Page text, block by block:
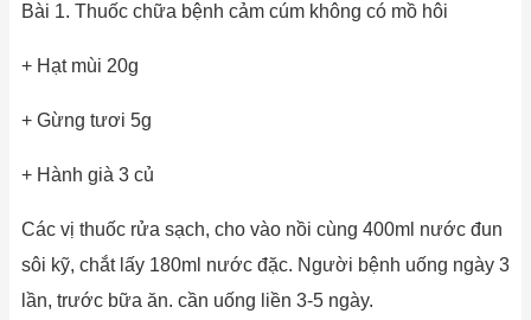
Bài 1. Thuốc chữa bệnh cảm cúm không có mồ hôi
+ Hạt mùi 20g
+ Gừng tươi 5g
+ Hành già 3 củ
Các vị thuốc rửa sạch, cho vào nồi cùng 400ml nước đun
sôi kỹ, chắt lấy 180ml nước đặc. Người bệnh uống ngày 3
lần, trước bữa ăn. cần uống liền 3-5 ngày.